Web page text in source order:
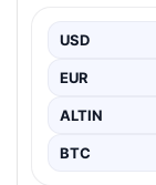
Sanal
olarak…
USD
EUR
ALTIN
BTC